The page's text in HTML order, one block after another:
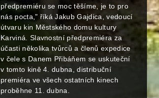
předpremiéru se moc těšíme, je to pro
nás pocta," říká Jakub Gajdica, vedoucí
útvaru kin Městského domu kultury
Karviná. Slavnostní předpremiéra za
účasti několika tvůrců a členů expedice
v čele s Danem Přibáňem se uskuteční
v tomto kině 4. dubna, distribuční
premiéra ve všech ostatních kinech
proběhne 11. dubna.